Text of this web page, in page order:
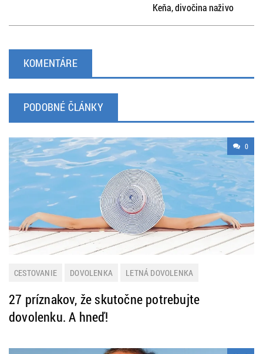
Keňa, divočina naživo
KOMENTÁRE
PODOBNÉ ČLÁNKY
0
CESTOVANIE DOVOLENKA LETNÁ DOVOLENKA
27 príznakov, že skutočne potrebujte
dovolenku. A hneď!